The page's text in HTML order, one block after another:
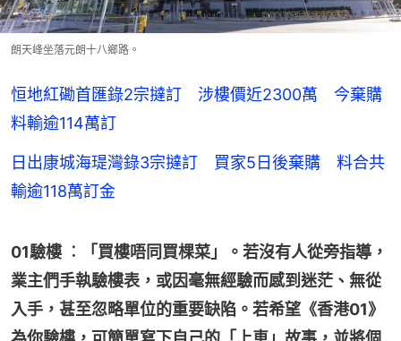
朗天峰坐落元朗十八鄉路。
恒地紅磡首匯錄2宗撻訂 涉樓價近2300萬 今棄購
料輸逾114萬訂
日出康城海瑅灣錄3宗撻訂 買家5日後棄購 料合共
輸逾118萬訂金
01驗樓 ︰「買樓唔同買棵菜」。若沒有人從旁指導，
業主們手執驗樓表，或因毫無經驗而感到迷茫、無從
入手，甚至忽略單位的重要缺陷。若希望《香港01》